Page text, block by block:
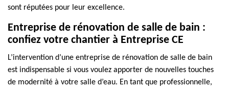
sont réputées pour leur excellence.
Entreprise de rénovation de salle de bain :
confiez votre chantier à Entreprise CE
L’intervention d’une entreprise de rénovation de salle de bain
est indispensable si vous voulez apporter de nouvelles touches
de modernité à votre salle d’eau. En tant que professionnelle,